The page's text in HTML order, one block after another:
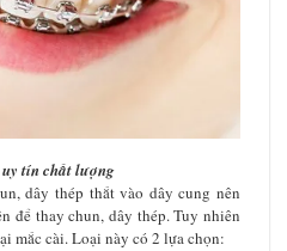
tín chất lượng
dây thép thắt vào dây cung nên
để thay chun, dây thép. Tuy nhiên
mắc cài. Loại này có 2 lựa chọn: